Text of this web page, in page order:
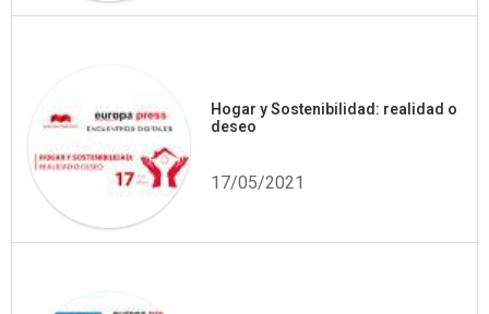
Hogar y Sostenibilidad: realidad o
deseo
17/05/2021